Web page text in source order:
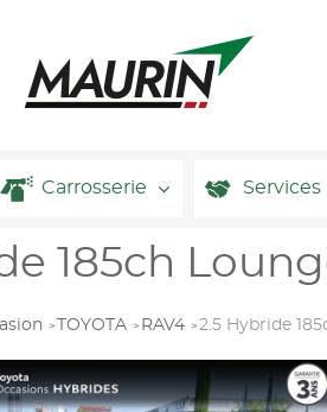
Carrosserie Services
185ch
TOYOTA RAV4 2.5 Hybride